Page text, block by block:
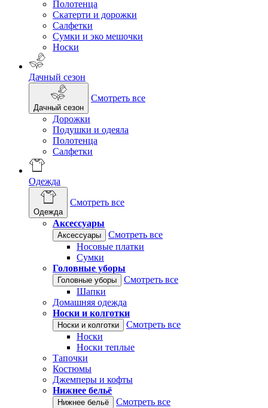
Полотенца
Скатерти и дорожки
Салфетки
Сумки и эко мешочки
Носки
Дачный сезон
Дачный сезон
Смотреть все
Дорожки
Подушки и одеяла
Полотенца
Салфетки
Одежда
Одежда
Смотреть все
Аксессуары
Аксессуары
Смотреть все
Носовые платки
Сумки
Головные уборы
Головные уборы
Смотреть все
Шапки
Домашняя одежда
Носки и колготки
Носки и колготки
Смотреть все
Носки
Носки теплые
Тапочки
Костюмы
Джемперы и кофты
Нижнее бельё
Нижнее бельё
Смотреть все